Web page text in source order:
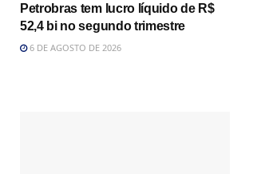
Petrobras tem lucro líquido de R$
52,4 bi no segundo trimestre
6 DE AGOSTO DE 2026